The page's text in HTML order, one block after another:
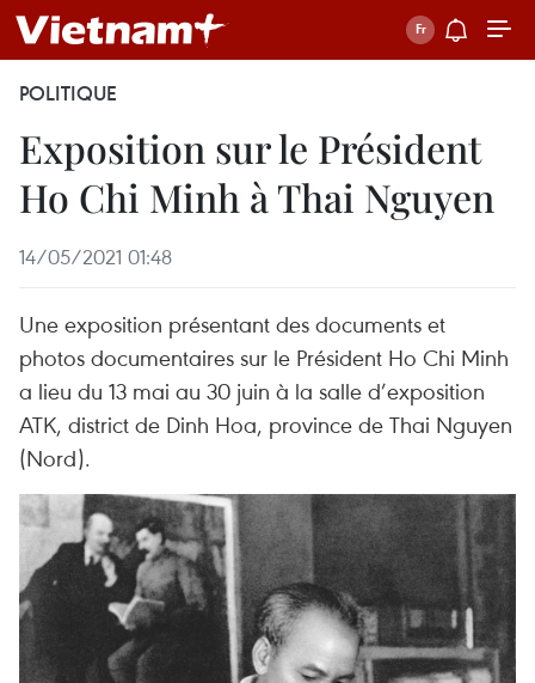
POLITIQUE
Exposition sur le Président
Ho Chi Minh à Thai Nguyen
14/05/2021 01:48
Une exposition présentant des documents et
photos documentaires sur le Président Ho Chi Minh
a lieu du 13 mai au 30 juin à la salle d’exposition
ATK, district de Dinh Hoa, province de Thai Nguyen
(Nord).